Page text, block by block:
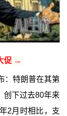
促 →
：特朗普在其第
创下过去80年来
2月时相比，支